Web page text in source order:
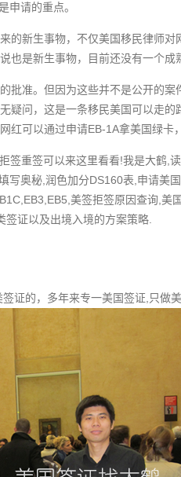
申请的重点。
的新生事物，不仅美国移民律师
也是新生事物，目前还没有一个成
批准。但因为这些并不是公开的
疑问，这是一条移民美国可以走
红可以通过申请EB-1A拿美国绿卡
签重签可以来这里看看!我是大鹤,
写奥秘,润色加分DS160表,申请美
美签拒签原因查询,美
证以及出境入境的方案策略.
证的，多年来专一美国签证,只做